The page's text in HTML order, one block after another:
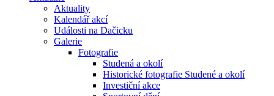
Aktuality
Kalendář akcí
Události na Dačicku
Galerie
Fotografie
Studená a okolí
Historické fotografie Studené a okolí
Investiční akce